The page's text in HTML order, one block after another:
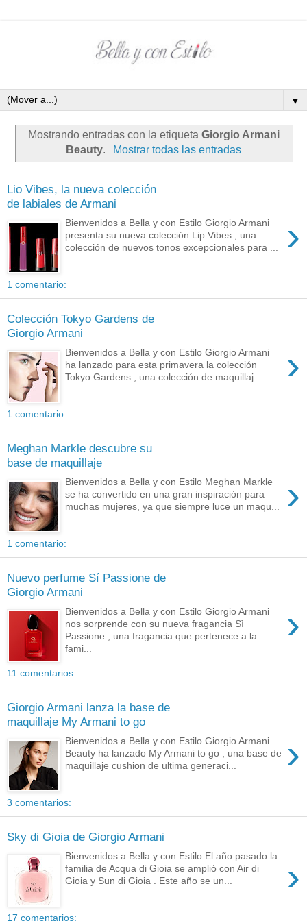
▼
Mostrando entradas con la etiqueta Giorgio Armani
Beauty. Mostrar todas las entradas
Lio Vibes, la nueva colección
de labiales de Armani
›
Bienvenidos a Bella y con Estilo Giorgio Armani
presenta su nueva colección Lip Vibes , una
colección de nuevos tonos excepcionales para ...
1 comentario:
Colección Tokyo Gardens de
Giorgio Armani
›
Bienvenidos a Bella y con Estilo Giorgio Armani
ha lanzado para esta primavera la colección
Tokyo Gardens , una colección de maquillaj...
1 comentario:
Meghan Markle descubre su
base de maquillaje
›
Bienvenidos a Bella y con Estilo Meghan Markle
se ha convertido en una gran inspiración para
muchas mujeres, ya que siempre luce un maqu...
1 comentario:
Nuevo perfume Sí Passione de
Giorgio Armani
›
Bienvenidos a Bella y con Estilo Giorgio Armani
nos sorprende con su nueva fragancia Sì
Passione , una fragancia que pertenece a la
fami...
11 comentarios:
Giorgio Armani lanza la base de
maquillaje My Armani to go
›
Bienvenidos a Bella y con Estilo Giorgio Armani
Beauty ha lanzado My Armani to go , una base de
maquillaje cushion de ultima generaci...
3 comentarios:
Sky di Gioia de Giorgio Armani
›
Bienvenidos a Bella y con Estilo El año pasado la
familia de Acqua di Gioia se amplió con Air di
Gioia y Sun di Gioia . Este año se un...
17 comentarios: